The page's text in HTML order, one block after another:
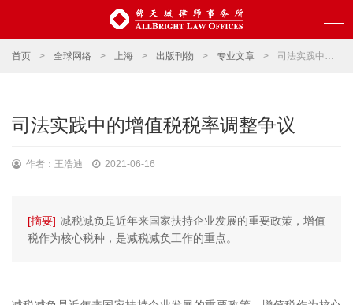
首页 > 全球网络 > 上海 > 出版刊物 > 专业文章 > 司法实践中的增值税税率调整争议
司法实践中的增值税税率调整争议
作者：王浩迪 2021-06-16
[摘要] 减税减负是近年来国家扶持企业发展的重要政策，增值
税作为核心税种，是减税减负工作的重点。